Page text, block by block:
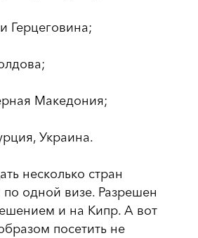
Герцеговина;
Македония;
Украина.
несколько стран
одной визе. Разрешен
и на Кипр. А вот
посетить не